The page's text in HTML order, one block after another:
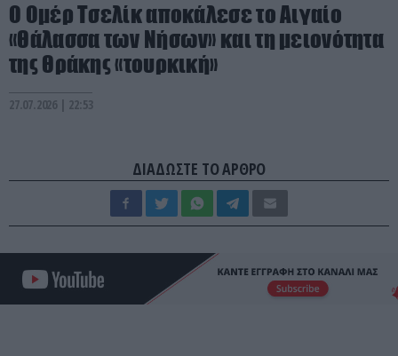
Ο Ομέρ Τσελίκ αποκάλεσε το Αιγαίο
«Θάλασσα των Νήσων» και τη μειονότητα
της Θράκης «τουρκική»
27.07.2026 | 22:53
ΔΙΑΔΩΣΤΕ ΤΟ ΑΡΘΡΟ